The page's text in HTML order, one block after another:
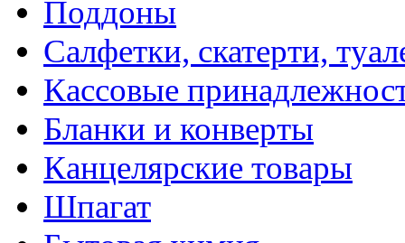
Поддоны
Салфетки, скатерти,
Кассовые
Бланки и конверты
Канцелярские товары
Шпагат